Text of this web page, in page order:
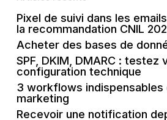
Pixel de suivi dans les
la recommandation CNIL
Acheter des bases de
SPF, DKIM, DMARC : testez
configuration technique
3 workflows indispensables
marketing
Recevoir une notification